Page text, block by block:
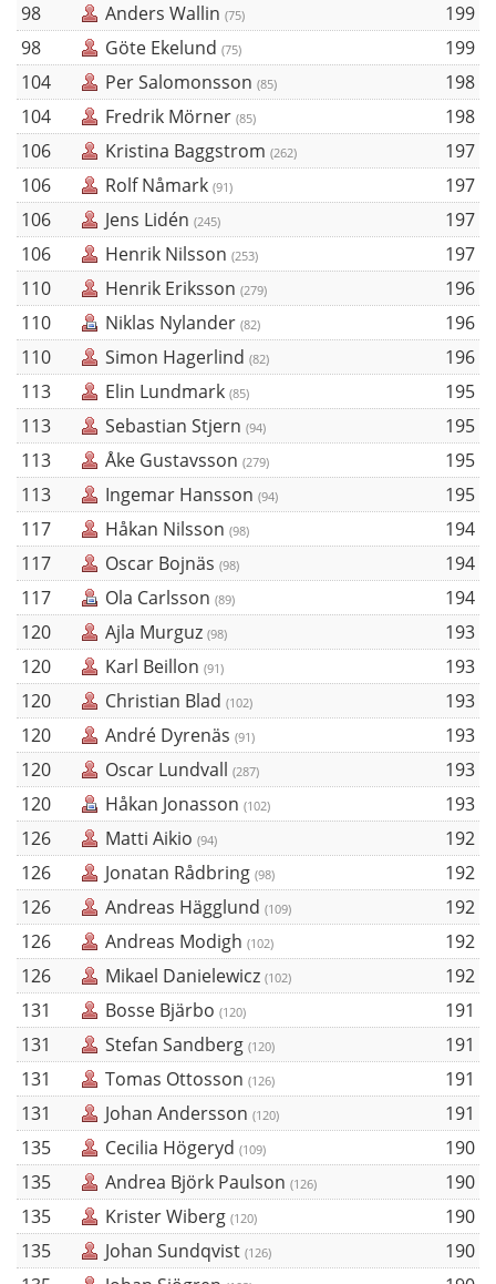
98 Anders Wallin (75)
199
98
Göte Ekelund (75)
199
104
Per Salomonsson (85)
198
104
Fredrik Mörner (85)
198
106
Kristina Baggstrom (262)
197
106
Rolf Nåmark (91)
197
106
Jens Lidén (245)
197
106
Henrik Nilsson (253)
197
110
Henrik Eriksson (279)
196
110
Niklas Nylander (82)
196
110
Simon Hagerlind (82)
196
113
Elin Lundmark (85)
195
113
Sebastian Stjern (94)
195
113
Åke Gustavsson (279)
195
113
Ingemar Hansson (94)
195
117
Håkan Nilsson (98)
194
117
Oscar Bojnäs (98)
194
117
Ola Carlsson (89)
194
120
Ajla Murguz (98)
193
120
Karl Beillon (91)
193
120
Christian Blad (102)
193
120
André Dyrenäs (91)
193
120
Oscar Lundvall (287)
193
120
Håkan Jonasson (102)
193
126
Matti Aikio (94)
192
126
Jonatan Rådbring (98)
192
126
Andreas Hägglund (109)
192
126
Andreas Modigh (102)
192
126
Mikael Danielewicz (102)
192
131
Bosse Bjärbo (120)
191
131
Stefan Sandberg (120)
191
131
Tomas Ottosson (126)
191
131
Johan Andersson (120)
191
135
Cecilia Högeryd (109)
190
135
Andrea Björk Paulson (126)
190
135
Krister Wiberg (120)
190
135
Johan Sundqvist (126)
190